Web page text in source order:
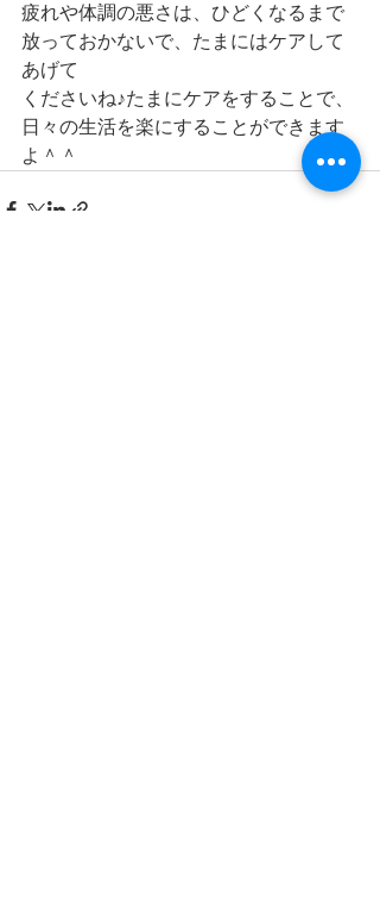
疲れや体調の悪さは、ひどくなるまで
放っておかないで、たまにはケアして
あげて
くださいね♪たまにケアをすることで、
日々の生活を楽にすることができます
よ＾＾